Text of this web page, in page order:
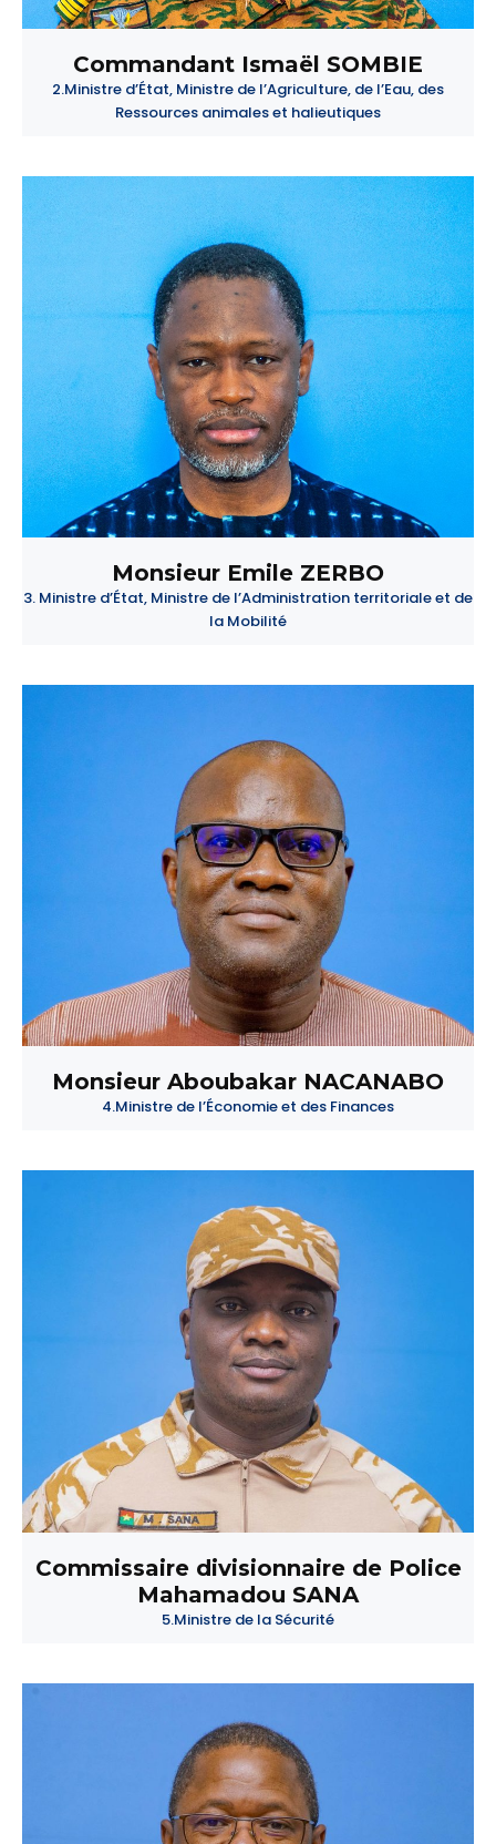
Commandant Ismaël SOMBIE
2.Ministre d’État, Ministre de l’Agriculture, de l’Eau, des
Ressources animales et halieutiques
Monsieur Emile ZERBO
3. Ministre d’État, Ministre de l’Administration territoriale et de
la Mobilité
Monsieur Aboubakar NACANABO
4.Ministre de l’Économie et des Finances
Commissaire divisionnaire de Police
Mahamadou SANA
5.Ministre de la Sécurité